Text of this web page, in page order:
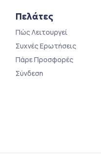
Πελάτες
Πώς Λειτουργεί
Συχνές Ερωτήσεις
Πάρε Προσφορές
Σύνδεση